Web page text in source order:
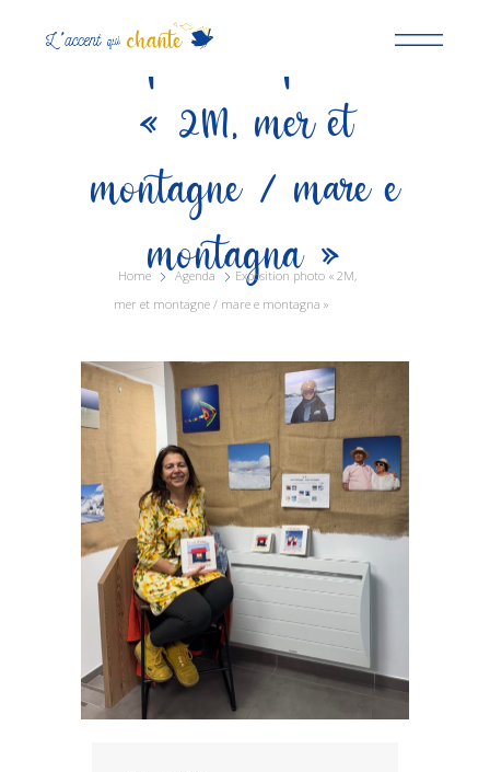
Exposition photo
« 2M, mer et
montagne / mare e
montagna »
Home Agenda
Exposition photo « 2M,
mer et montagne / mare e montagna »